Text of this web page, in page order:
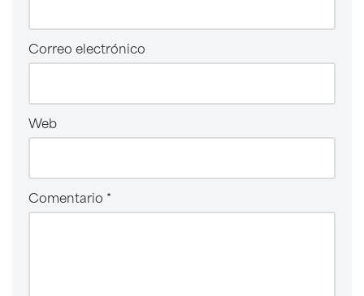
Correo electrónico
Web
Comentario *